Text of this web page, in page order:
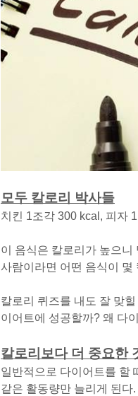
모두 칼로리 박사들
치킨 1조각 300 kcal, 피자
이 음식은 칼로리가 높으
사람이라면 어떤 음식이 몇
칼로리 퀴즈를 내도 잘 맞
이어트에 성공할까? 왜 다
칼로리보다 더 중요한
일반적으로 다이어트를 할
같은 활동량만 늘리게 된다.